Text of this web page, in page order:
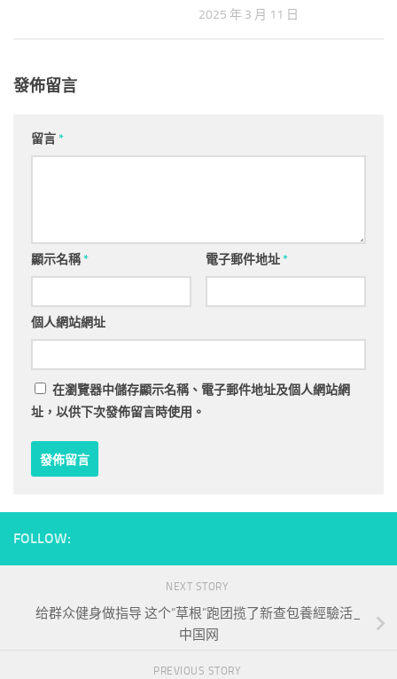
2025 年 3 月 11 日
發佈留言
留言*
顯示名稱* 電子郵件地址*
個人網站網址
在瀏覽器中儲存顯示名稱、電子郵件地址及個人網站網
址，以供下次發佈留言時使用。
FOLLOW:
NEXT STORY
给群众健身做指导 这个“草根”跑团揽了新查包養經驗活_
中国网
PREVIOUS STORY